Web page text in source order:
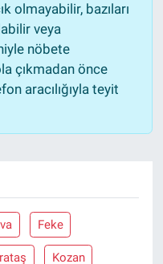
olmayabilir, bazıları
veya
nöbete
çıkmadan önce
aracılığıyla teyit
Feke
Kozan